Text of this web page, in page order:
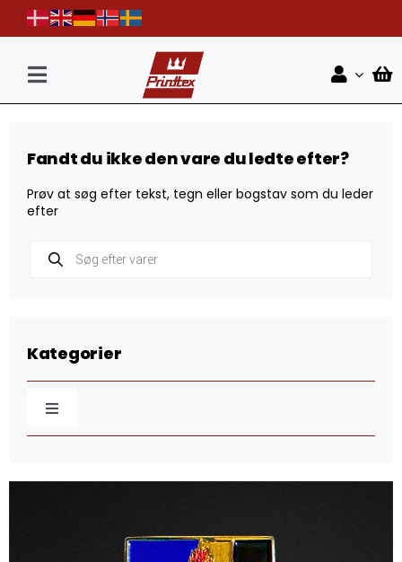
content
Toggle
Shop
Nyheder
Kontakt
Kategorier
Toggle
Navigation
Fandt du ikke den vare du ledte efter?
Prøv at søg efter tekst, tegn eller bogstav som du leder
efter
search